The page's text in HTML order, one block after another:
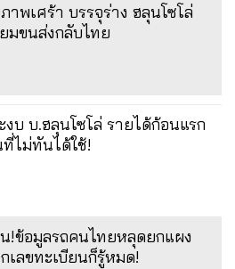
าพเศร้า บรรจุร่าง ฮลุนโซโล่
มขนส่งกลับไทย
งบ บ.ฮลุนโซโล่ รายได้ก้อนแรก
ไม่ทันได้ใช้!
!ข้อมูลรถคนไทยหลุดยกแผง
เลขทะเบียนก็รู้หมด!